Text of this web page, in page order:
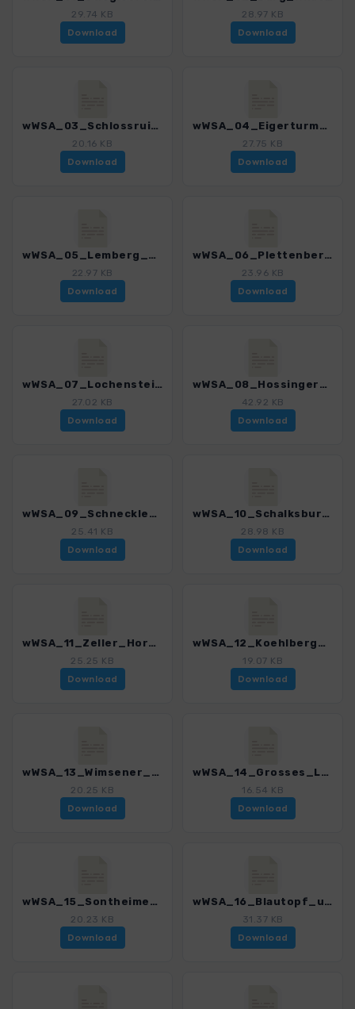
29.74 KB
Download
28.97 KB
Download
wWSA_03_Schlossruine_Hausen_3295_1.gpx
20.16 KB
Download
wWSA_04_Eigerturm_und_Lenzenfels_3295_1.gpx
27.75 KB
Download
wWSA_05_Lemberg_3295_1.gpx
22.97 KB
Download
wWSA_06_Plettenberg_3295_1.gpx
23.96 KB
Download
wWSA_07_Lochenstein_3295_1.gpx
27.02 KB
Download
wWSA_08_Hossinger_Leiter_3295_1.gpx
42.92 KB
Download
wWSA_09_Schnecklesfelsen_3295_1.gpx
25.41 KB
Download
wWSA_10_Schalksburg_und_Felsenmeer_3295_1.gpx
28.98 KB
Download
wWSA_11_Zeller_Horn_und_Burg_Hohenzollern_3295_1.gpx
25.25 KB
Download
wWSA_12_Koehlberg_3295_1.gpx
19.07 KB
Download
wWSA_13_Wimsener_Hoehle_3295_1.gpx
20.25 KB
Download
wWSA_14_Grosses_Lautertal_3295_1.gpx
16.54 KB
Download
wWSA_15_Sontheimer_Hoehle_3295_1.gpx
20.23 KB
Download
wWSA_16_Blautopf_und_Kuessende_u_3295_1.gpx
31.37 KB
Download